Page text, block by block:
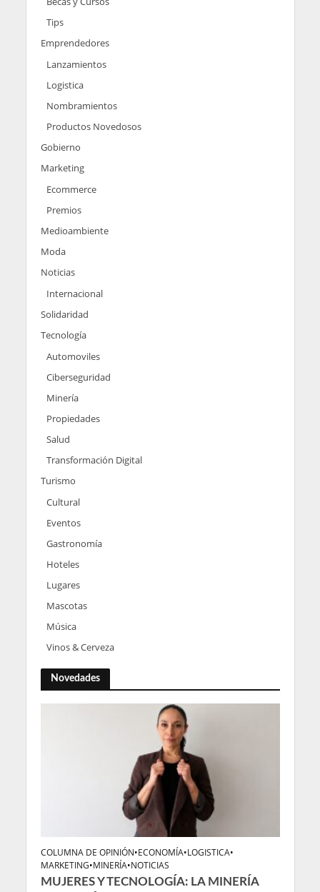
Tips
Emprendedores
Lanzamientos
Logistica
Nombramientos
Productos Novedosos
Gobierno
Marketing
Ecommerce
Premios
Medioambiente
Moda
Noticias
Internacional
Solidaridad
Tecnología
Automoviles
Ciberseguridad
Minería
Propiedades
Salud
Transformación Digital
Turismo
Cultural
Eventos
Gastronomía
Hoteles
Lugares
Mascotas
Música
Vinos & Cerveza
Novedades
COLUMNA DE OPINIÓN•ECONOMÍA•LOGISTICA•
MARKETING•MINERÍA•NOTICIAS
MUJERES Y TECNOLOGÍA: LA MINERÍA